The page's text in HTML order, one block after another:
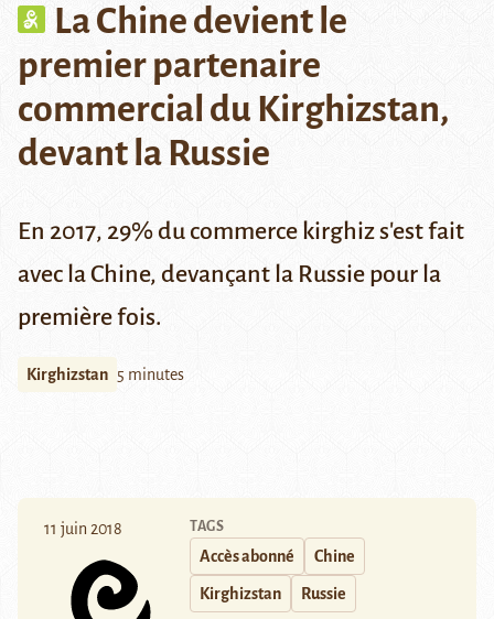
La Chine devient le
premier partenaire
commercial du Kirghizstan,
devant la Russie
En 2017, 29% du commerce kirghiz s'est fait
avec la Chine, devançant la Russie pour la
première fois.
Kirghizstan 5 minutes
11 juin 2018 TAGS
Accès abonné Chine
Kirghizstan Russie